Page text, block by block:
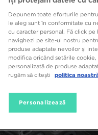
Depunem toate eforturile
le aleg sunt în conformitate cu
cu caracter personal. Fă click
navighezi pe site-ul nostru
produse adaptate nevoilor și
modifica oricând setările
personalizată de produse
rugăm să citești
politica
Personalizează